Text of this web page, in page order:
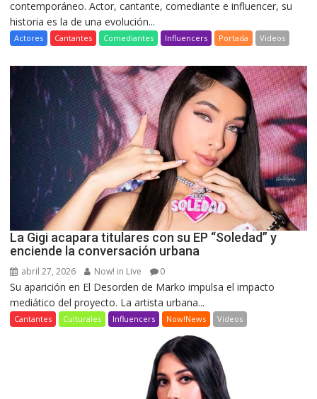
contemporáneo. Actor, cantante, comediante e influencer, su
historia es la de una evolución...
Actores Cantantes Comediantes Influencers Portada Videos
La Gigi acapara titulares con su EP “Soledad” y
enciende la conversación urbana
abril 27, 2026 Now! in Live 0
Su aparición en El Desorden de Marko impulsa el impacto
mediático del proyecto. La artista urbana...
Cantantes Culturales Influencers Now!News Videos